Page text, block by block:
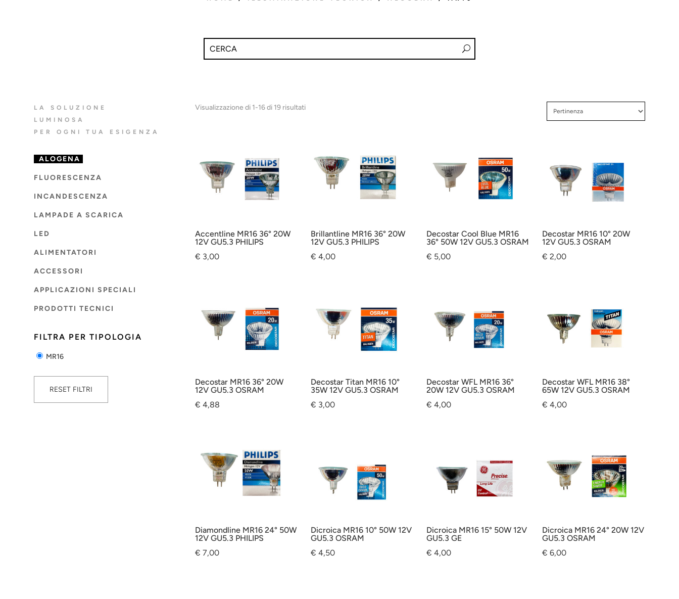
LA SOLUZIONE
LUMINOSA
PER OGNI TUA ESIGENZA
ALOGENA
FLUORESCENZA
INCANDESCENZA
LAMPADE A SCARICA
LED
ALIMENTATORI
ACCESSORI
APPLICAZIONI SPECIALI
PRODOTTI TECNICI
FILTRA PER TIPOLOGIA
MR16
RESET FILTRI
Visualizzazione di 1-16 di 19 risultati
Accentline MR16 36° 20W
12V GU5.3 PHILIPS
€ 3,00
Brillantline MR16 36° 20W
12V GU5.3 PHILIPS
€ 4,00
Decostar Cool Blue MR16
36° 50W 12V GU5.3 OSRAM
€ 5,00
Decostar MR16 10° 20W
12V GU5.3 OSRAM
€ 2,00
Decostar MR16 36° 20W
12V GU5.3 OSRAM
€ 4,88
Decostar Titan MR16 10°
35W 12V GU5.3 OSRAM
€ 3,00
Decostar WFL MR16 36°
20W 12V GU5.3 OSRAM
€ 4,00
Decostar WFL MR16 38°
65W 12V GU5.3 OSRAM
€ 4,00
Diamondline MR16 24° 50W
12V GU5.3 PHILIPS
€ 7,00
Dicroica MR16 10° 50W 12V
GU5.3 OSRAM
€ 4,50
Dicroica MR16 15° 50W 12V
GU5.3 GE
€ 4,00
Dicroica MR16 24° 20W 12V
GU5.3 OSRAM
€ 6,00